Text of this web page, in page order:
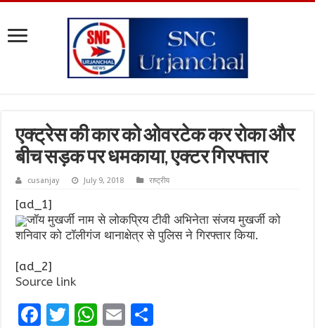
एक्‍ट्रेस की कार को ओवरटेक कर रोका और
बीच सड़क पर धमकाया, एक्‍टर गिरफ्तार
cusanjay July 9, 2018 राष्ट्रीय
[ad_1]
जॉय मुखर्जी नाम से लोकप्रिय टीवी अभिनेता संजय मुखर्जी को
शनिवार को टॉलीगंज थानाक्षेत्र से पुलिस ने गिरफ्तार किया.
[ad_2]
Source link
F
T
W E